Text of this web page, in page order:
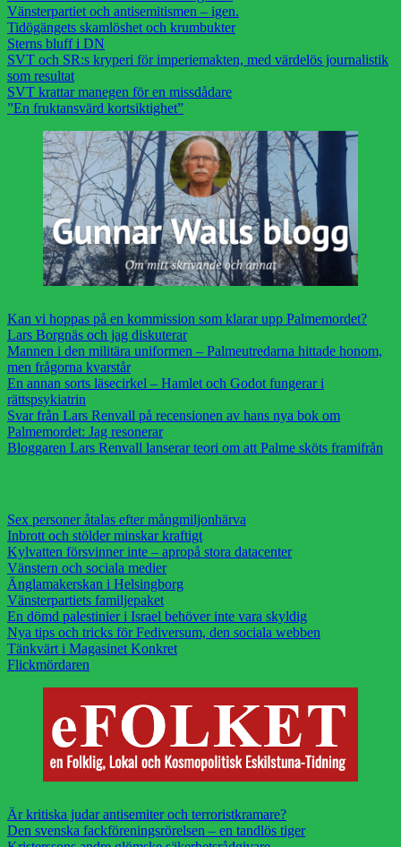
Vänsterpartiet och antisemitismen – igen.
Tidögängets skamlöshet och krumbukter
Sterns bluff i DN
SVT och SR:s kryperi för imperiemakten, med värdelös journalistik
som resultat
SVT krattar manegen för en missdådare
”En fruktansvärd kortsiktighet”
Kan vi hoppas på en kommission som klarar upp Palmemordet?
Lars Borgnäs och jag diskuterar
Mannen i den militära uniformen – Palmeutredarna hittade honom,
men frågorna kvarstår
En annan sorts läsecirkel – Hamlet och Godot fungerar i
rättspsykiatrin
Svar från Lars Renvall på recensionen av hans nya bok om
Palmemordet: Jag resonerar
Bloggaren Lars Renvall lanserar teori om att Palme sköts framifrån
Sex personer åtalas efter mångmiljonhärva
Inbrott och stölder minskar kraftigt
Kylvatten försvinner inte – apropå stora datacenter
Vänstern och sociala medier
Änglamakerskan i Helsingborg
Vänsterpartiets familjepaket
En dömd palestinier i Israel behöver inte vara skyldig
Nya tips och tricks för Fediversum, den sociala webben
Tänkvärt i Magasinet Konkret
Flickmördaren
Är kritiska judar antisemiter och terroristkramare?
Den svenska fackföreningsrörelsen – en tandlös tiger